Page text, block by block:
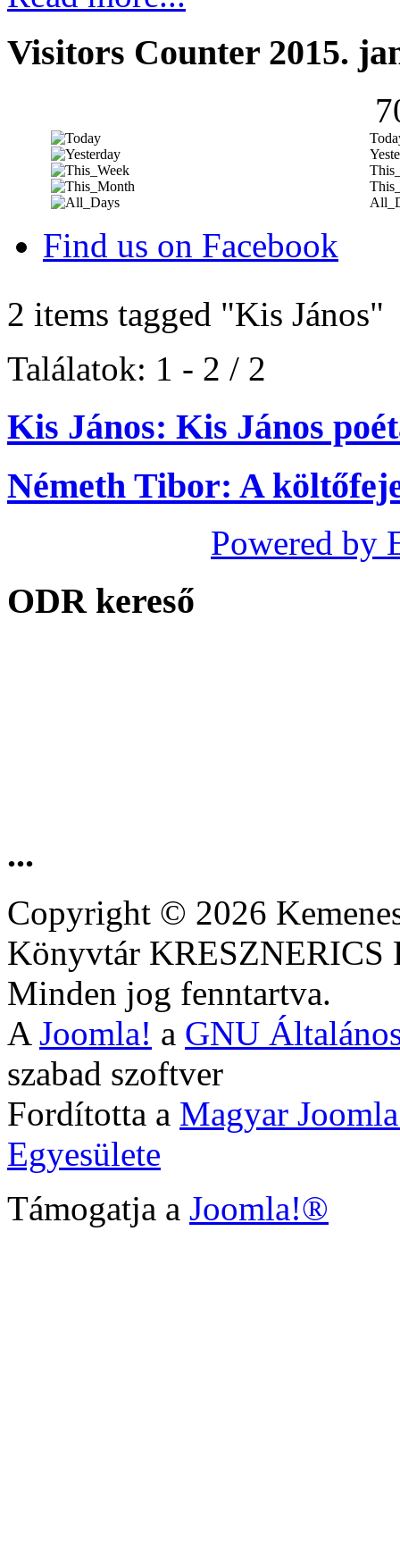
Visitors Counter 2015.
Find us on Facebook
2 items tagged "Kis János"
Találatok: 1 - 2 / 2
Kis János: Kis János
Németh Tibor: A
Powered by
ODR kereső
...
Copyright © 2026
Könyvtár
Minden jog fenntartva.
A Joomla! a GNU
szabad szoftver
Fordította a Magyar
Egyesülete
Támogatja a Joomla!®